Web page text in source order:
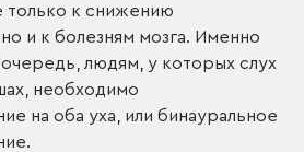
только к снижению
и к болезням мозга. Именно
людям, у которых слух
необходимо
на оба уха, или бинауральное